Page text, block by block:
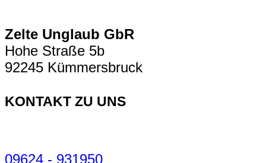
Zelte Unglaub GbR
Hohe Straße 5b
92245 Kümmersbruck
KONTAKT ZU UNS
09624 - 931950